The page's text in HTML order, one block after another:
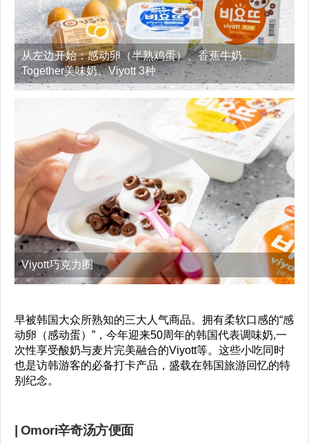
从左边开始：感动卵（半熟鸡蛋）、香蕉牛奶、
Together美味奶、Viyott 3种
Viyott巧克力圈
早被韩国大众所熟知的三大人气商品。拥有柔软口感的“感
动卵（感动蛋）”，今年迎来50周年的韩国代表调味奶,一
次性享受酸奶与麦片完美融合的Viyott等。这些小吃同时
也是访韩游客的必备打卡产品，盛载在韩国旅游回忆的特
别纪念。
| Omori辛奇汤方便面